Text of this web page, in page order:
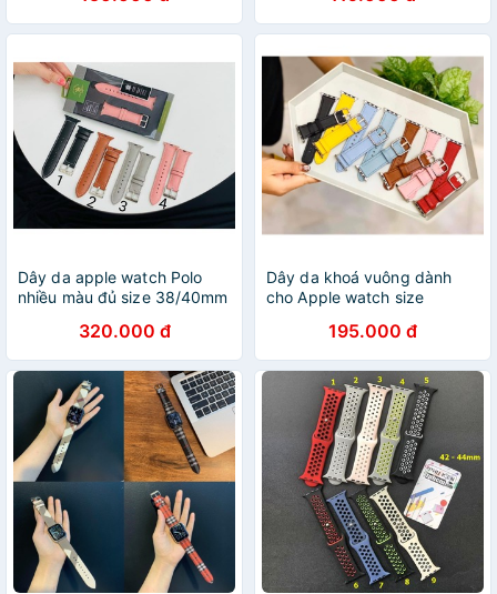
Dây da apple watch Polo
nhiều màu đủ size 38/40mm
320.000 đ
Dây da khoá vuông dành
cho Apple watch size
195.000 đ